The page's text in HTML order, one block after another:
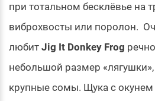
при тотальном бесклёвье на
виброхвосты или поролон.
любит Jig It Donkey Frog
небольшой размер
крупные сомы. Щука с окунем